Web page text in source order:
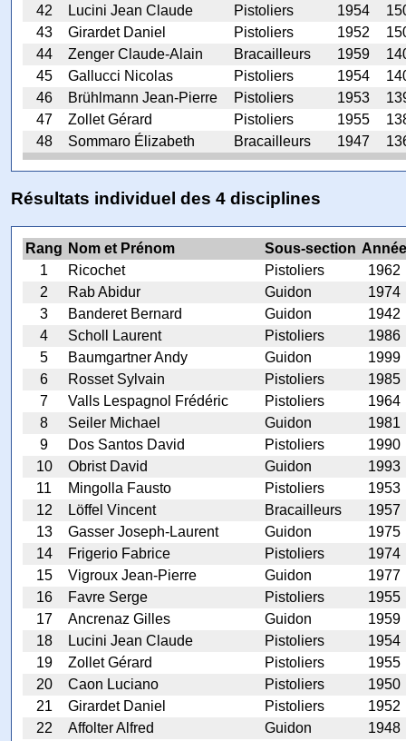
42
Lucini Jean Claude Pistoliers 1954
43
Girardet Daniel Pistoliers 1952
44
Zenger Claude-Alain Bracailleurs 1959
45
Gallucci Nicolas Pistoliers 1954
46
Brühlmann Jean-Pierre Pistoliers 1953
47
Zollet Gérard Pistoliers 1955
48
Sommaro Élizabeth Bracailleurs 1947
Résultats individuel des 4 disciplines
Rang Nom et Prénom Sous-section Année
1
Ricochet Pistoliers
1962
2
Rab Abidur Guidon
1974
3
Banderet Bernard Guidon
1942
4
Scholl Laurent Pistoliers
1986
5
Baumgartner Andy Guidon
1999
6
Rosset Sylvain Pistoliers
1985
7
Valls Lespagnol Frédéric Pistoliers
1964
8
Seiler Michael Guidon
1981
9
Dos Santos David Pistoliers
1990
10
Obrist David Guidon
1993
11
Mingolla Fausto Pistoliers
1953
12
Löffel Vincent Bracailleurs
1957
13
Gasser Joseph-Laurent Guidon
1975
14
Frigerio Fabrice Pistoliers
1974
15
Vigroux Jean-Pierre Guidon
1977
16
Favre Serge Pistoliers
1955
17
Ancrenaz Gilles Guidon
1959
18
Lucini Jean Claude Pistoliers
1954
19
Zollet Gérard Pistoliers
1955
20
Caon Luciano Pistoliers
1950
21
Girardet Daniel Pistoliers
1952
22
Affolter Alfred Guidon
1948